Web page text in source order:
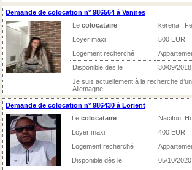
Demande de colocation n° 986564 à Vannes
Le colocataire
kerena ,
Loyer maxi
500 EUR
Logement recherché
Disponible dès le
30/09/2018
Je suis actuellement à la recherche
Allemagne! ...
Demande de colocation n° 986430 à Lorient
Le colocataire
Nacifou,
Loyer maxi
400 EUR
Logement recherché
Disponible dès le
05/10/2020